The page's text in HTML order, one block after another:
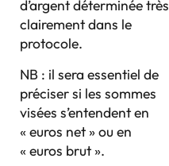
d’argent déterminée très
clairement dans le
protocole.
NB : il sera essentiel de
préciser si les sommes
visées s’entendent en
« euros net » ou en
« euros brut ».